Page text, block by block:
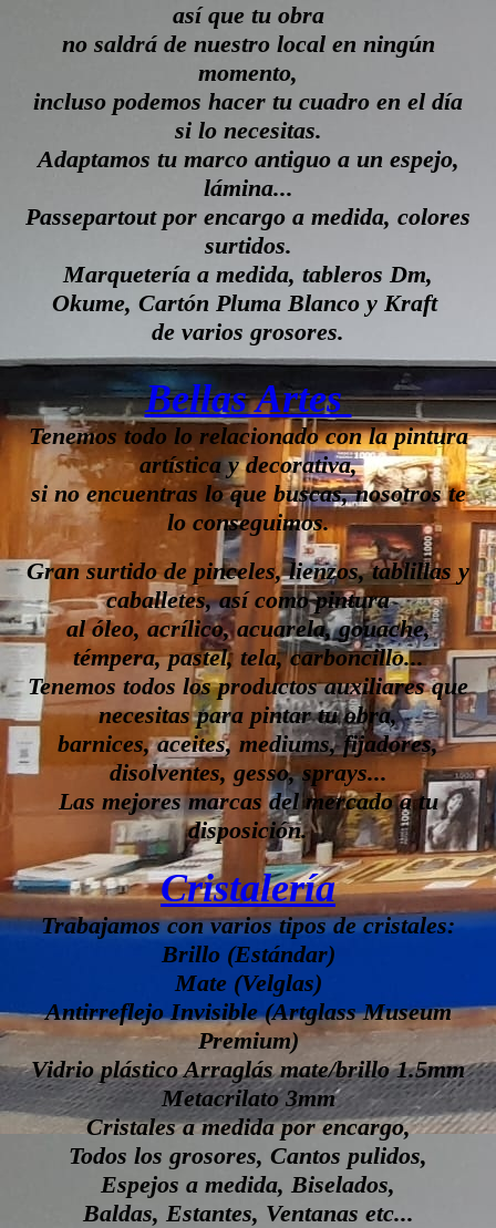
así que tu obra
no saldrá de nuestro local en ningún
momento,
incluso podemos hacer tu cuadro en el día
si lo necesitas.
Adaptamos tu marco antiguo a un espejo,
lámina...
Passepartout por encargo a medida, colores
surtidos.
Marquetería a medida, tableros Dm,
Okume, Cartón Pluma Blanco y Kraft
de varios grosores.
Bellas Artes
Tenemos todo lo relacionado con la pintura
artística y decorativa,
si no encuentras lo que buscas, nosotros te
lo conseguimos.
Gran surtido de pinceles, lienzos, tablillas y
caballetes, así como pintura
al óleo, acrílico, acuarela, gouache,
témpera, pastel, tela, carboncillo...
Tenemos todos los productos auxiliares que
necesitas para pintar tu obra,
barnices, aceites, mediums, fijadores,
disolventes, gesso, sprays...
Las mejores marcas del mercado a tu
disposición.
Cristalería
Trabajamos con varios tipos de cristales:
Brillo (Estándar)
Mate (Velglas)
Antirreflejo Invisible (Artglass Museum
Premium)
Vidrio plástico Arraglás mate/brillo 1.5mm
Metacrilato 3mm
Cristales a medida por encargo,
Todos los grosores, Cantos pulidos,
Espejos a medida, Biselados,
Baldas, Estantes, Ventanas etc...